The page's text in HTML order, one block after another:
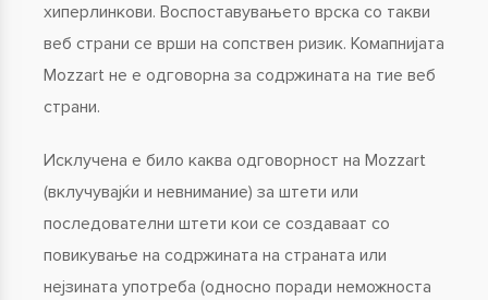
хиперлинкови. Воспоставувањето врска со такви
веб страни се врши на сопствен ризик. Комапнијата
Mozzart не е одговорна за содржината на тие веб
страни.
Исклучена е било каква одговорност на Mozzart
(вклучувајќи и невнимание) за штети или
последователни штети кои се создаваат со
повикување на содржината на страната или
нејзината употреба (односно поради неможноста